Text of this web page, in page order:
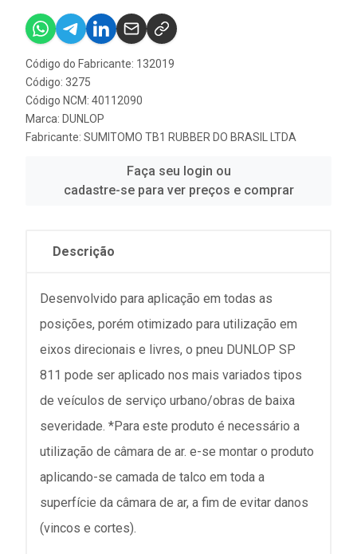
Código do Fabricante: 132019
Código: 3275
Código NCM: 40112090
Marca: DUNLOP
Fabricante: SUMITOMO TB1 RUBBER DO BRASIL LTDA
Faça seu login ou
cadastre-se para ver preços e comprar
Descrição
Desenvolvido para aplicação em todas as
posições, porém otimizado para utilização em
eixos direcionais e livres, o pneu DUNLOP SP
811 pode ser aplicado nos mais variados tipos
de veículos de serviço urbano/obras de baixa
severidade. *Para este produto é necessário a
utilização de câmara de ar. e-se montar o produto
aplicando-se camada de talco em toda a
superfície da câmara de ar, a fim de evitar danos
(vincos e cortes).